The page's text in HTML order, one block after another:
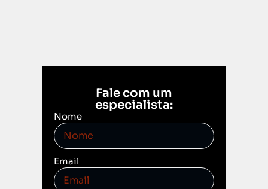
Fale com um
especialista:
Nome
Email